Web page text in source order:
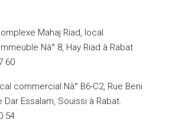
Mahaj Riad, local
Nà° 8, Hay Riad à Rabat
60
commercial Nà° B6-C2, Rue Beni
Essalam, Souissi à Rabat.
54